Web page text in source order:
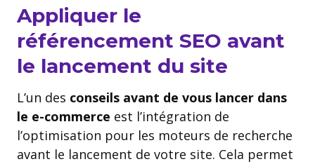
Appliquer le
référencement SEO avant
le lancement du site
L’un des conseils avant de vous lancer dans
le e-commerce est l’intégration de
l’optimisation pour les moteurs de recherche
avant le lancement de votre site. Cela permet